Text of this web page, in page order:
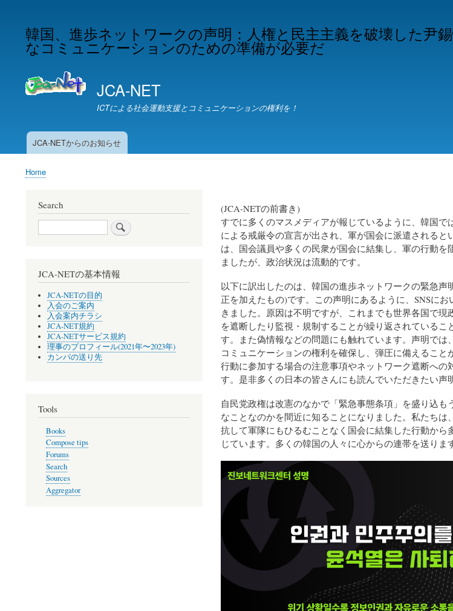
main
韓国、進歩ネットワークの声明：人権と民主主義を破壊した
なコミュニケーションのための準備が必要だ
JCA-NET
ICTによる社会運動支援とコミュニケーションの権利を！
ら
JCA-NETからのお知らせ
Breadcrumb
Home
(JCA-NETの前書き)
すでに多くのマスメディアが報じているように、韓国で
による戒厳令の宣言が出され、軍が国会に派遣されると
は、国会議員や多くの民衆が国会に結集し、軍の行動を
ましたが、政治状況は流動的です。
以下に訳出したのは、韓国の進歩ネットワークの緊急声
正を加えたもの)です。この声明にあるように、SNSに
きました。原因は不明ですが、これまでも世界各国で
を遮断したり監視・規制することが繰り返されているこ
す。また偽情報などの問題にも触れています。声明では
コミュニケーションの権利を確保し、弾圧に備えるこ
行動に参加する場合の注意事項やネットワーク遮断への
す。是非多くの日本の皆さんにも読んでいただきたい声
自民党政権は改憲のなかで「緊急事態条項」を盛り込
なことなのかを間近に知ることになりました。私たちは
抗して軍隊にもひるむことなく国会に結集した行動から
じています。多くの韓国の人々に心からの連帯を送ります
Search
Search
JCA-NETの基本情報
JCA-NETの目的
入会のご案内
入会案内チラシ
JCA-NET規約
JCA-NETサービス規約
理事のプロフィール(2021年〜2023年)
カンパの送り先
Tools
Books
Compose tips
Forums
Search
Sources
Aggregator